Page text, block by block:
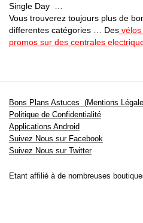
Single Day …
Vous trouverez toujours plus de
differentes catégories … Des
promos sur des centrales
Bons Plans Astuces (Mentions
Politique de Confidentialité
Applications Android
Suivez Nous sur Facebook
Suivez Nous sur Twitter
Etant affilié à de nombreuses